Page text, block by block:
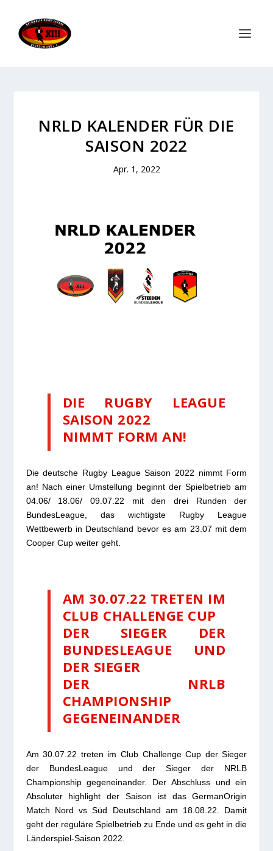
NRLD KALENDER FÜR DIE
SAISON 2022
Apr. 1, 2022
DIE RUGBY LEAGUE
SAISON 2022
NIMMT FORM AN!
Die deutsche Rugby League Saison 2022 nimmt Form
an! Nach einer Umstellung beginnt der Spielbetrieb am
04.06/ 18.06/ 09.07.22 mit den drei Runden der
BundesLeague, das wichtigste Rugby League
Wettbewerb in Deutschland bevor es am 23.07 mit dem
Cooper Cup weiter geht.
AM 30.07.22 TRETEN IM
CLUB CHALLENGE CUP
DER SIEGER DER
BUNDESLEAGUE UND
DER SIEGER
DER NRLB
CHAMPIONSHIP
GEGENEINANDER
Am 30.07.22 treten im Club Challenge Cup der Sieger
der BundesLeague und der Sieger der NRLB
Championship gegeneinander. Der Abschluss und ein
Absoluter highlight der Saison ist das GermanOrigin
Match Nord vs Süd Deutschland am 18.08.22. Damit
geht der reguläre Spielbetrieb zu Ende und es geht in die
Länderspiel-Saison 2022.